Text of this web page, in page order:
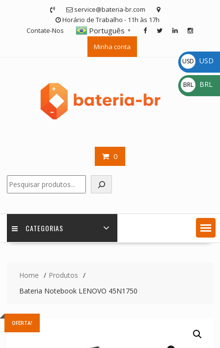
service@bateria-br.com
Horário de Trabalho - 11h às 17h
Contate-Nos
Português ▼
Minha conta
0
CATEGORIAS
Home
Produtos
Bateria Notebook LENOVO 45N1750
OFERTA!
USD
$
USD
BRL
R$
BRL